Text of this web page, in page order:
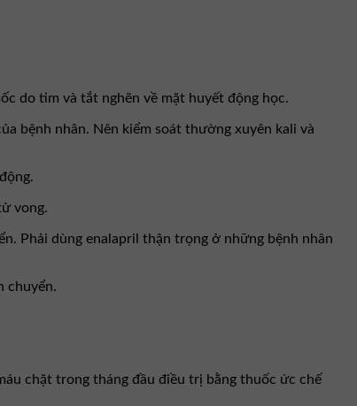
do tim và tắt nghẽn về mặt huyết động học.
bệnh nhân. Nên kiểm soát thường xuyên kali và
vong.
Phải dùng enalapril thận trọng ở những bệnh nhân
chuyển.
chặt trong tháng đầu điều trị bằng thuốc ức chế